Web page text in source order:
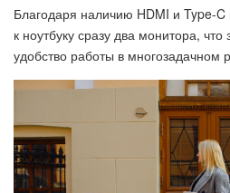
Благодаря наличию HDMI и Type-
к ноутбуку сразу два монитора,
удобство работы в многозадачном